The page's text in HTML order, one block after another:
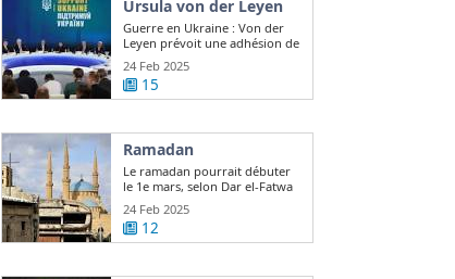
Ursula von der Leyen
Guerre en Ukraine : Von der
Leyen prévoit une adhésion de
l ...
24 Feb 2025
15
Ramadan
Le ramadan pourrait débuter
le 1e mars, selon Dar el-Fatwa
24 Feb 2025
12